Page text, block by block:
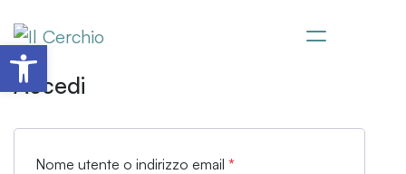
Salta al
contenuto
Accedi
Nome utente o indirizzo email *
Apri la barra degli strumenti